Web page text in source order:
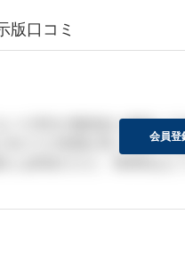
版口コミ
いだ本社の勉強会に参加して
向けての意識が高く非常に
会員登